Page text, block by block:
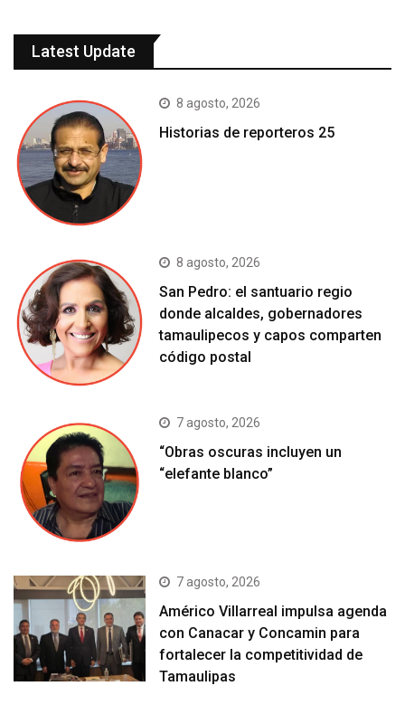
Latest Update
8 agosto, 2026
Historias de reporteros 25
8 agosto, 2026
San Pedro: el santuario regio
donde alcaldes, gobernadores
tamaulipecos y capos comparten
código postal
7 agosto, 2026
“Obras oscuras incluyen un
“elefante blanco”
7 agosto, 2026
Américo Villarreal impulsa agenda
con Canacar y Concamin para
fortalecer la competitividad de
Tamaulipas